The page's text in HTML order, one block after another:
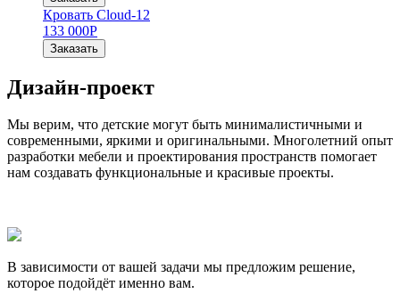
Кровать Cloud-12
133 000Р
Заказать
Дизайн-проект
Мы верим, что детские могут быть минималистичными и
современными, яркими и оригинальными. Многолетний опыт
разработки мебели и проектирования пространств помогает
нам создавать функциональные и красивые проекты.
В зависимости от вашей задачи мы предложим решение,
которое подойдёт именно вам.